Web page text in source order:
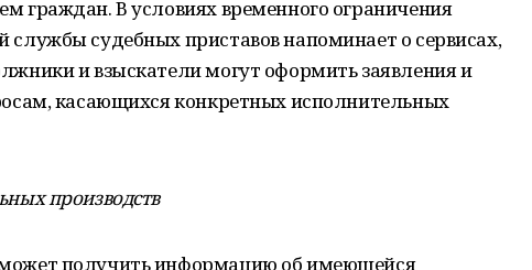
граждан. В условиях временного ограничения
службы судебных приставов напоминает о сервисах,
и взыскатели могут оформить заявления и
касающихся конкретных исполнительных
производств
получить информацию об имеющейся